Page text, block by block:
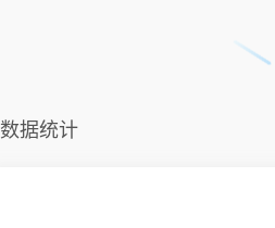
数据统计